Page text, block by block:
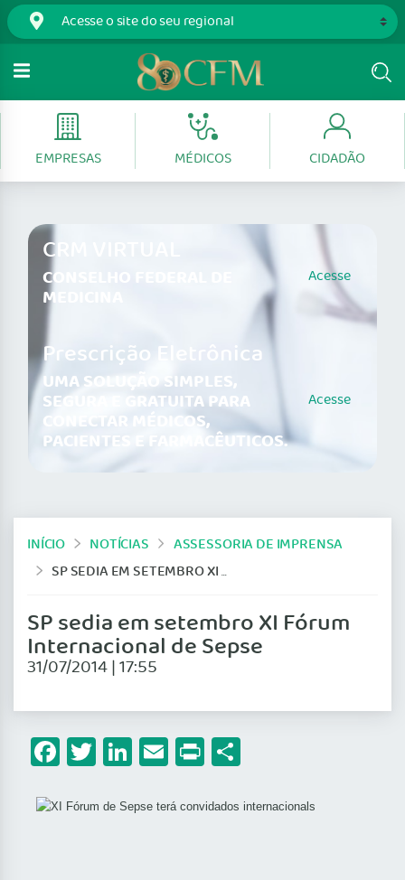
EMPRESAS MÉDICOS CIDADÃO
CRM VIRTUAL
CONSELHO FEDERAL DE
MEDICINA
Acesse
Prescrição Eletrônica
UMA SOLUÇÃO SIMPLES,
SEGURA E GRATUITA PARA
CONECTAR MÉDICOS,
PACIENTES E FARMACÊUTICOS.
Acesse
INÍCIO NOTÍCIAS
ASSESSORIA DE IMPRENSA
SP SEDIA EM SETEMBRO XI FÓRUM INTERNACIONAL DE SEPSE
SP sedia em setembro XI Fórum
Internacional de Sepse
31/07/2014 | 17:55
Facebook
Twitter
LinkedIn
Email
Print